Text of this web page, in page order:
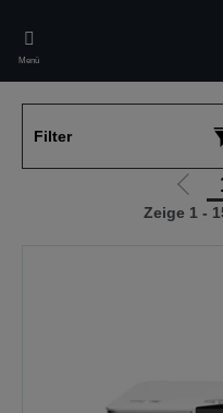
main
content
Menü
Filter
Zur
Zeige 1 -